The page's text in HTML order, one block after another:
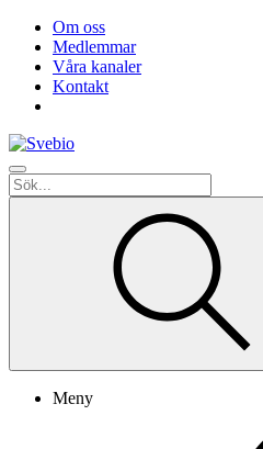
Om oss
Medlemmar
Våra kanaler
Kontakt
Meny